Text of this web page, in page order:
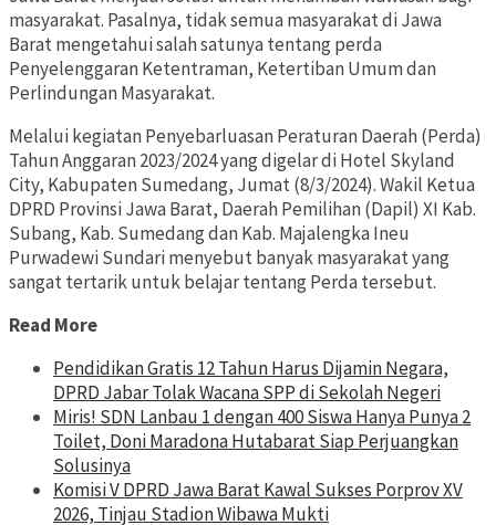
masyarakat. Pasalnya, tidak semua masyarakat di Jawa
Barat mengetahui salah satunya tentang perda
Penyelenggaran Ketentraman, Ketertiban Umum dan
Perlindungan Masyarakat.
Melalui kegiatan Penyebarluasan Peraturan Daerah (Perda)
Tahun Anggaran 2023/2024 yang digelar di Hotel Skyland
City, Kabupaten Sumedang, Jumat (8/3/2024). Wakil Ketua
DPRD Provinsi Jawa Barat, Daerah Pemilihan (Dapil) XI Kab.
Subang, Kab. Sumedang dan Kab. Majalengka Ineu
Purwadewi Sundari menyebut banyak masyarakat yang
sangat tertarik untuk belajar tentang Perda tersebut.
Read More
Pendidikan Gratis 12 Tahun Harus Dijamin Negara,
DPRD Jabar Tolak Wacana SPP di Sekolah Negeri
Miris! SDN Lanbau 1 dengan 400 Siswa Hanya Punya 2
Toilet, Doni Maradona Hutabarat Siap Perjuangkan
Solusinya
Komisi V DPRD Jawa Barat Kawal Sukses Porprov XV
2026, Tinjau Stadion Wibawa Mukti